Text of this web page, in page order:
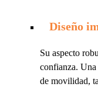
Diseño
Su aspecto
confianza.
de movilidad,